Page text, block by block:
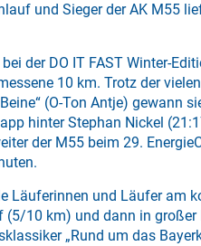
und Sieger der AK M55
der DO IT FAST Winter-
10 km. Trotz der
(O-Ton Antje) gewann
hinter Stephan Nickel
der M55 beim 29.
Läuferinnen und Läufer am
(5/10 km) und dann in großer
„Rund um das